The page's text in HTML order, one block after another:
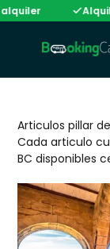
Articulos pillar
Cada articulo
BC disponibles